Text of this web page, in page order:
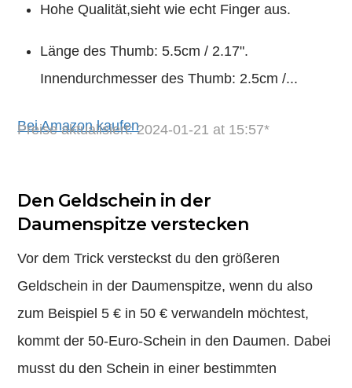
Hohe Qualität,sieht wie echt Finger aus.
Länge des Thumb: 5.5cm / 2.17".
Innendurchmesser des Thumb: 2.5cm /...
Bei Amazon kaufen
Preise aktualisiert: 2024-01-21 at 15:57*
Den Geldschein in der
Daumenspitze verstecken
Vor dem Trick versteckst du den größeren
Geldschein in der Daumenspitze, wenn du also
zum Beispiel 5 € in 50 € verwandeln möchtest,
kommt der 50-Euro-Schein in den Daumen. Dabei
musst du den Schein in einer bestimmten